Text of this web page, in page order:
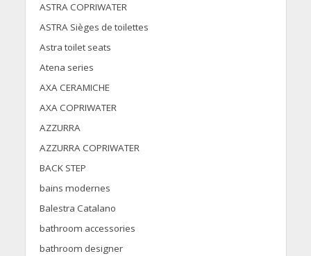
ASTRA COPRIWATER
ASTRA Sièges de toilettes
Astra toilet seats
Atena series
AXA CERAMICHE
AXA COPRIWATER
AZZURRA
AZZURRA COPRIWATER
BACK STEP
bains modernes
Balestra Catalano
bathroom accessories
bathroom designer